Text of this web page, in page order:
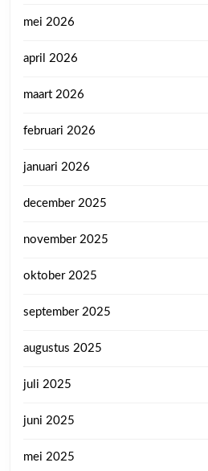
mei 2026
april 2026
maart 2026
februari 2026
januari 2026
december 2025
november 2025
oktober 2025
september 2025
augustus 2025
juli 2025
juni 2025
mei 2025